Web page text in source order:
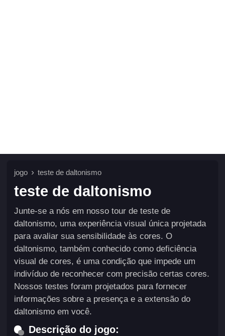
jogo teste de daltonismo
teste de daltonismo
Junte-se a nós em nosso tour de teste de
daltonismo, uma experiência visual única projetada
para avaliar sua sensibilidade às cores. O
daltonismo, também conhecido como deficiência
visual de cores, é uma condição que impede um
indivíduo de reconhecer com precisão certas cores.
Nossos testes foram projetados para fornecer
informações sobre a presença e a extensão do
daltonismo em você.
Descrição do jogo: